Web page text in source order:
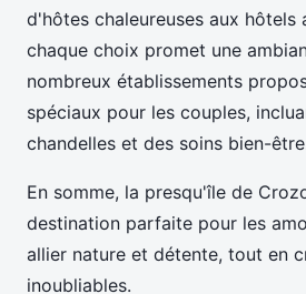
d'hôtes chaleureuses aux hôtels
chaque choix promet une
nombreux établissements
spéciaux pour les couples,
chandelles et des soins bien-
En somme, la presqu'île de
destination parfaite pour les
allier nature et détente, tout en
inoubliables.